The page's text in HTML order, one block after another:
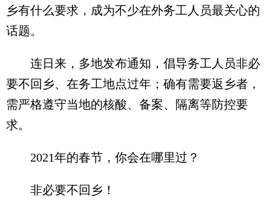
乡有什么要求，成为不少在外务工人员最关心的
话题。
连日来，多地发布通知，倡导务工人员非必
要不回乡、在务工地点过年；确有需要返乡者，
需严格遵守当地的核酸、备案、隔离等防控要
求。
2021年的春节，你会在哪里过？
非必要不回乡！